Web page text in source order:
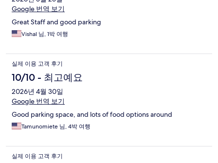
Google 번역 보기
Great Staff and good parking
Vishal 님, 1박 여행
실제 이용 고객 후기
10/10 - 최고예요
2026년 4월 30일
Google 번역 보기
Good parking space, and lots of food options around
Tamunomiete 님, 4박 여행
실제 이용 고객 후기